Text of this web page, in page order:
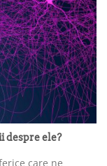
despre ele?
care ne